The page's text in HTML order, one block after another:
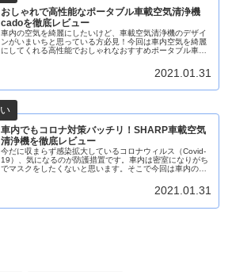
おしゃれで高性能なポータブル車載空気清浄機
cadoを徹底レビュー
車内の空気を綺麗にしたいけど、車載空気清浄機のデザイ
ンがいまいちと思っている方必見！今回は車内空気を綺麗
にしてくれる高性能でおしゃれなおすすめポータブル車載
2021.01.31
車内でもコロナ対策バッチリ！SHARP車載空気
清浄機を徹底レビュー
今だに収まらず感染拡大しているコロナウィルス（Covid-
19）、気になるのが防護措置です。車内は密室になりがち
でマスクをしたくないと思います。そこで今回は車内の空
2021.01.31